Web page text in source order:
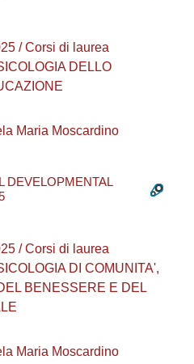
/ Corsi di laurea
DELLO
Maria Moscardino
DEVELOPMENTAL
/ Corsi di laurea
DI COMUNITA',
BENESSERE E DEL
Maria Moscardino